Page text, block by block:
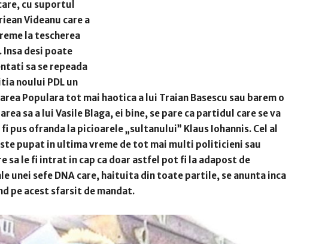
cu suportul
Videanu care a
la tescherea
Insa desi poate
sa se repeada
noului PDL un
Populara tot mai haotica a lui Traian Basescu sau barem o
sa a lui Vasile Blaga, ei bine, se pare ca partidul care se va
pus ofranda la picioarele „sultanului” Klaus Iohannis. Cel al
pupat in ultima vreme de tot mai multi politicieni sau
sa le fi intrat in cap ca doar astfel pot fi la adapost de
unei sefe DNA care, haituita din toate partile, se anunta inca
pe acest sfarsit de mandat.